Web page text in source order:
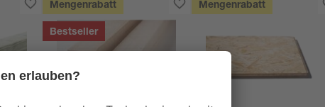
Mengenrabatt
Bestseller
Mengenrabatt